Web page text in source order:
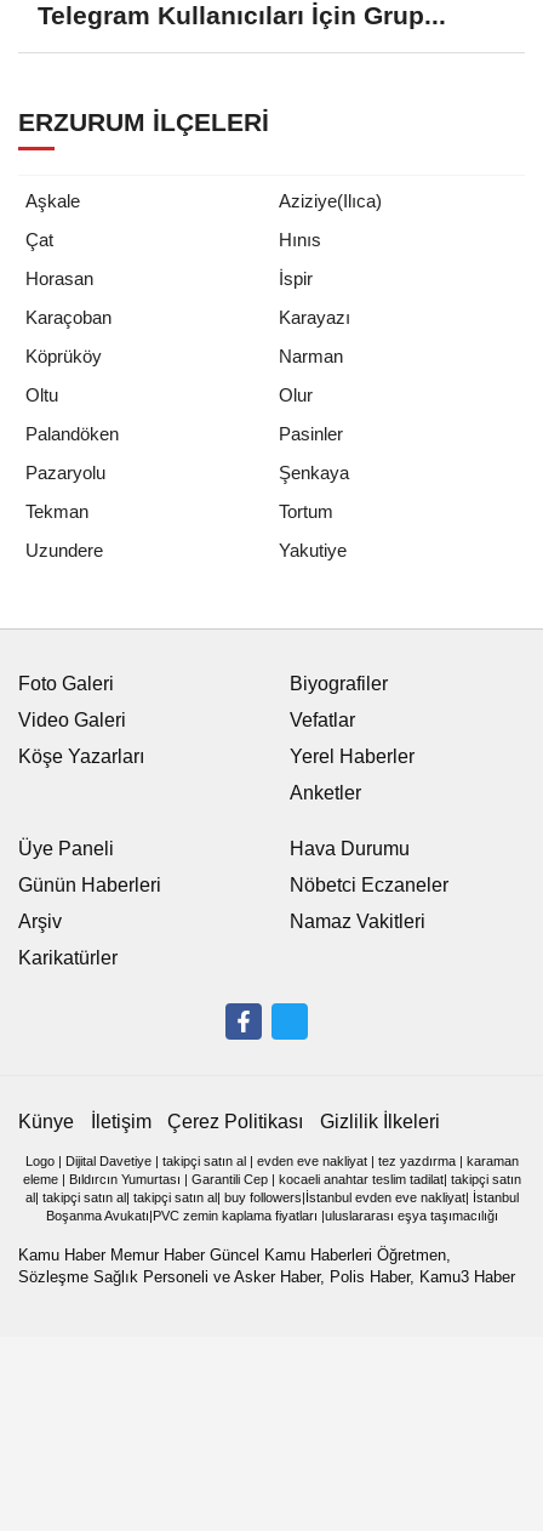
Telegram Kullanıcıları İçin Grup...
ERZURUM İLÇELERI
Aşkale
Aziziye(Ilıca)
Çat
Hınıs
Horasan
İspir
Karaçoban
Karayazı
Köprüköy
Narman
Oltu
Olur
Palandöken
Pasinler
Pazaryolu
Şenkaya
Tekman
Tortum
Uzundere
Yakutiye
Foto Galeri
Video Galeri
Köşe Yazarları
Biyografiler
Vefatlar
Yerel Haberler
Anketler
Üye Paneli
Günün Haberleri
Arşiv
Karikatürler
Hava Durumu
Nöbetci Eczaneler
Namaz Vakitleri
Künye İletişim Çerez Politikası Gizlilik İlkeleri
Logo| Dijital Davetiye| takipçi satın al| evden eve nakliyat| tez yazdırma| karaman
eleme| Bıldırcın Yumurtası | Garantili Cep| kocaeli anahtar teslim tadilat| takipçi satın
al| takipçi satın al| takipçi satın al| buy followers|İstanbul evden eve nakliyat| İstanbul
Boşanma Avukatı|PVC zemin kaplama fiyatları |uluslararası eşya taşımacılığı
Kamu Haber Memur Haber Güncel Kamu Haberleri Öğretmen,
Sözleşme Sağlık Personeli ve Asker Haber, Polis Haber, Kamu3 Haber